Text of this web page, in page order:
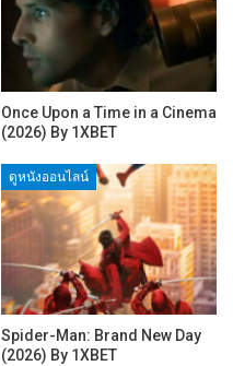
Once Upon a Time in a Cinema
(2026) By 1XBET
ดูหนังออนไลน์
Spider-Man: Brand New Day
(2026) By 1XBET